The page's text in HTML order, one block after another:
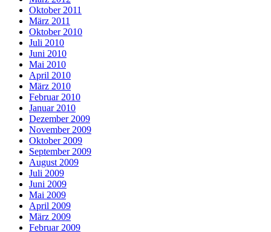
Oktober 2011
März 2011
Oktober 2010
Juli 2010
Juni 2010
Mai 2010
April 2010
März 2010
Februar 2010
Januar 2010
Dezember 2009
November 2009
Oktober 2009
September 2009
August 2009
Juli 2009
Juni 2009
Mai 2009
April 2009
März 2009
Februar 2009